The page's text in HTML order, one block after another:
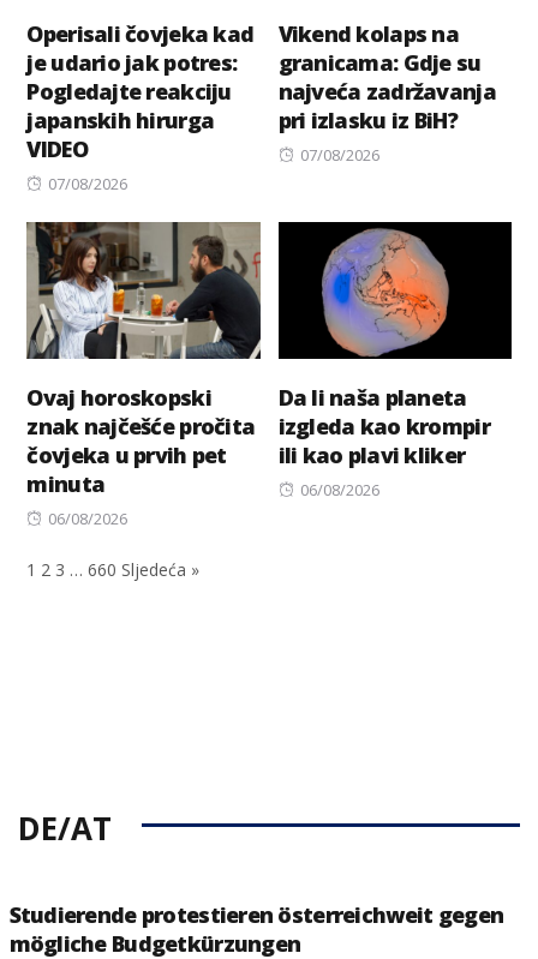
Operisali čovjeka kad
je udario jak potres:
Pogledajte reakciju
japanskih hirurga
VIDEO
Posted
07/08/2026
Vikend kolaps na
granicama: Gdje su
najveća zadržavanja
pri izlasku iz BiH?
Posted
07/08/2026
Ovaj horoskopski
znak najčešće pročita
čovjeka u prvih pet
minuta
Posted
06/08/2026
Da li naša planeta
izgleda kao krompir
ili kao plavi kliker
Posted
06/08/2026
1 2 3 … 660 Sljedeća »
DE/AT
Studierende protestieren österreichweit gegen
mögliche Budgetkürzungen